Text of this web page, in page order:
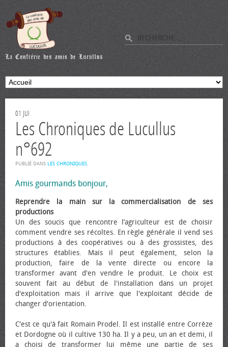
01 JUI
Les Chroniques de Lucullus
n°692
PUBLIÉ DANS LES CHRONIQUES.
Amis gourmands bonjour,
Reprendre la main sur la commercialisation de ses
productions
Un des soucis que rencontre l’agriculteur est de choisir
comment vendre ses récoltes. En règle générale il vend ses
productions à des coopératives ou à des grossistes, des
structures établies. Mais il peut également, selon la
production, faire de la vente directe ou encore la
transformer avant d'en vendre le produit. Le choix est
souvent fait au début de l'installation dans un projet
d'exploitation mais il arrive que l'exploitant décide de
changer d'orientation.
C'est ce qu'à fait Romain Prodel. Il est installé entre Corrèze
et Dordogne où il cultive 130 ha. Il y a peu, un an et demi, il
a choisi de transformer lui même une partie de ses